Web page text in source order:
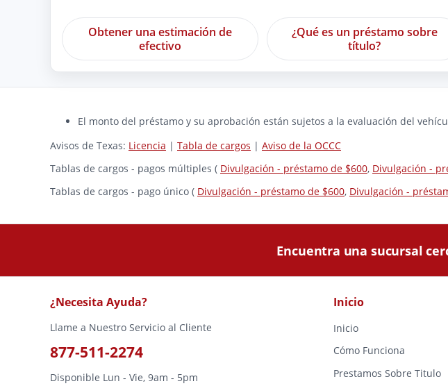
Obtener una estimación de
efectivo
¿Qué es un préstamo sobre
título?
El monto del préstamo y su aprobación están sujetos a la evaluación del
Avisos de Texas: Licencia | Tabla de cargos | Aviso de la OCCC
Tablas de cargos - pagos múltiples ( Divulgación - préstamo de $600, Divulgación -
Tablas de cargos - pago único ( Divulgación - préstamo de $600, Divulgación -
Encuentra una sucursal
¿Necesita Ayuda?
Llame a Nuestro Servicio al Cliente
877-511-2274
Disponible Lun - Vie, 9am - 5pm
Inicio
Inicio
Cómo Funciona
Prestamos Sobre Titulo